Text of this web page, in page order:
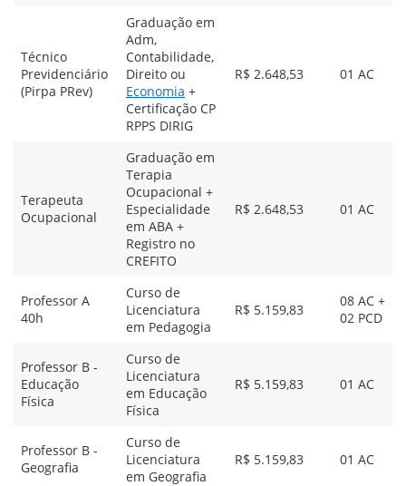
Técnico
Previdenciário
(Pirpa PRev)
Graduação em
Adm,
Contabilidade,
Direito ou
Economia +
Certificação CP
RPPS DIRIG
R$ 2.648,53 01 AC
Terapeuta
Ocupacional
Graduação em
Terapia
Ocupacional +
Especialidade
em ABA +
Registro no
CREFITO
R$ 2.648,53 01 AC
Professor A
40h
Curso de
Licenciatura
em Pedagogia
R$ 5.159,83
08 AC +
02 PCD
Professor B -
Educação
Física
Curso de
Licenciatura
em Educação
Física
R$ 5.159,83 01 AC
Professor B -
Geografia
Curso de
Licenciatura
em Geografia
R$ 5.159,83 01 AC